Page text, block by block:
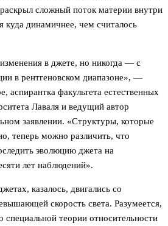
сложный поток материи внутри
куда динамичнее, чем считалось
в джете, но никогда — с
в рентгеновском диапазоне», —
аспирантка факультета естественных
Лаваля и ведущий автор
заявлении. «Структуры, которые
теперь можно различить, что
эволюцию джета на
лет наблюдений».
казалось, двигались со
скорость света. Разумеется,
специальной теории относительности